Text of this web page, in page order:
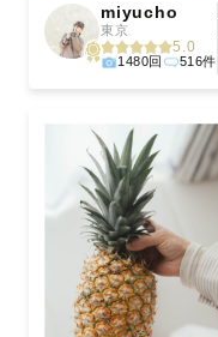
miyucho
東京
5.0
1480回 516件